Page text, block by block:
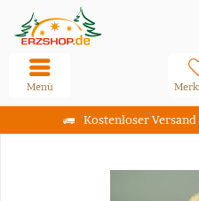
Kostenloser
Menü